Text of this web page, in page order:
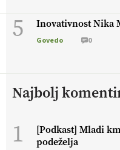
5 Inovativnost Nika
Govedo 0
Najbolj
1
[Podkast] Mladi
podeželja